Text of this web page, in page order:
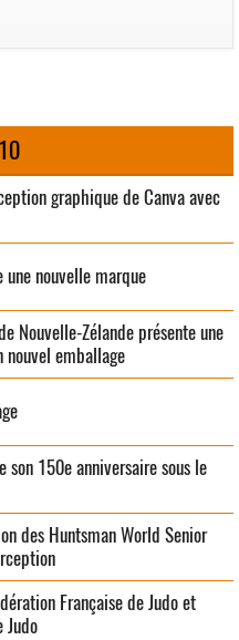
graphique de Canva avec
une nouvelle marque
Nouvelle-Zélande présente une
emballage
150e anniversaire sous le
des Huntsman World Senior
Française de Judo et
Judo